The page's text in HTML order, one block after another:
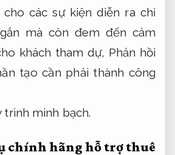
các sự kiện diễn ra chỉ
mà còn đem đến cảm
khách tham dự, Phản hồi
tạo cần phải thành công
trình minh bạch.
chính hãng hỗ trợ thuê